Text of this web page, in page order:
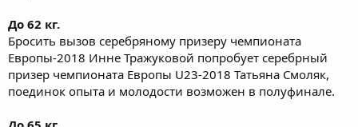
До 62 кг.
Бросить вызов серебряному призеру чемпионата
Европы-2018 Инне Тражуковой попробует серебрный
призер чемпионата Европы U23-2018 Татьяна Смоляк,
поединок опыта и молодости возможен в полуфинале.